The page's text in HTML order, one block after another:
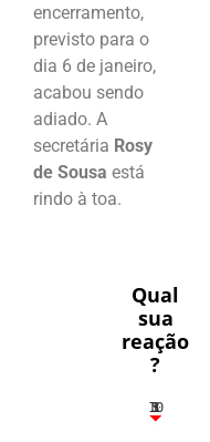
encerramento,
previsto para o
dia 6 de janeiro,
acabou sendo
adiado. A
secretária Rosy
de Sousa está
rindo à toa.
Qual
sua
reação
?
5
1
1
3
10